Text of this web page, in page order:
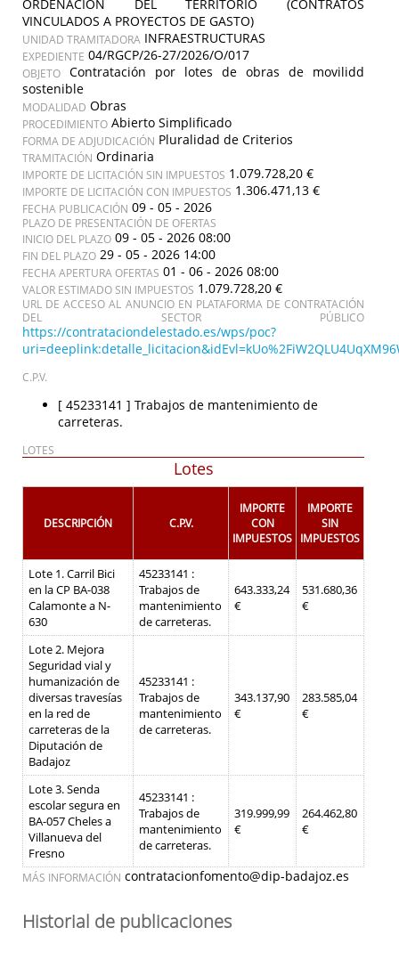
ORDENACIÓN DEL TERRITORIO (CONTRATOS
VINCULADOS A PROYECTOS DE GASTO)
UNIDAD TRAMITADORA INFRAESTRUCTURAS
EXPEDIENTE 04/RGCP/26-27/2026/O/017
OBJETO
Contratación por lotes de obras de movilidd
sostenible
MODALIDAD Obras
PROCEDIMIENTO Abierto Simplificado
FORMA DE ADJUDICACIÓN Pluralidad de Criterios
TRAMITACIÓN Ordinaria
IMPORTE DE LICITACIÓN SIN IMPUESTOS 1.079.728,20 €
IMPORTE DE LICITACIÓN CON IMPUESTOS 1.306.471,13 €
FECHA PUBLICACIÓN 09 - 05 - 2026
PLAZO DE PRESENTACIÓN DE OFERTAS
INICIO DEL PLAZO 09 - 05 - 2026 08:00
FIN DEL PLAZO 29 - 05 - 2026 14:00
FECHA APERTURA OFERTAS 01 - 06 - 2026 08:00
VALOR ESTIMADO SIN IMPUESTOS 1.079.728,20 €
URL DE ACCESO AL ANUNCIO EN PLATAFORMA DE CONTRATACIÓN
DEL SECTOR PÚBLICO
https://contrataciondelestado.es/wps/poc?
C.P.V.
[ 45233141 ] Trabajos de mantenimiento de
carreteras.
LOTES
Lotes
DESCRIPCIÓN C.P.V.
IMPORTE
CON
IMPUESTOS
IMPORTE
SIN
IMPUESTOS
Lote 1. Carril Bici
en la CP BA-038
Calamonte a N-
630
45233141 :
Trabajos de
mantenimiento
de carreteras.
643.333,24
€
531.680,36
€
Lote 2. Mejora
Seguridad vial y
humanización de
diversas travesías
en la red de
carreteras de la
Diputación de
Badajoz
45233141 :
Trabajos de
mantenimiento
de carreteras.
343.137,90
€
283.585,04
€
Lote 3. Senda
escolar segura en
BA-057 Cheles a
Villanueva del
Fresno
45233141 :
Trabajos de
mantenimiento
de carreteras.
319.999,99
€
264.462,80
€
MÁS INFORMACIÓN contratacionfomento@dip-badajoz.es
Historial de publicaciones